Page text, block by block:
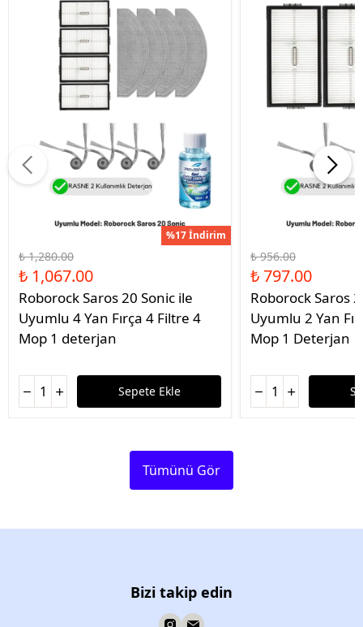
%17 İndirim
₺ 1,280.00
₺ 1,067.00
Roborock Saros 20 Sonic ile
Uyumlu 4 Yan Fırça 4 Filtre 4
Mop 1 deterjan
Sepete Ekle
₺ 956.00
₺ 797.00
Roborock Saros
Uyumlu 2 Yan
Mop 1 Deterjan
Tümünü Gör
Bizi takip edin